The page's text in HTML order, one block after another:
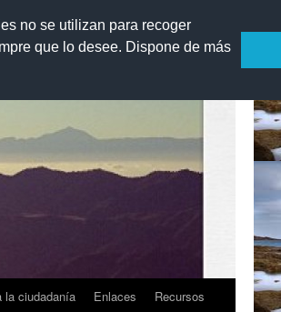
no se utilizan para recoger
que lo desee. Dispone de más
la ciudadanía Enlaces
Recursos